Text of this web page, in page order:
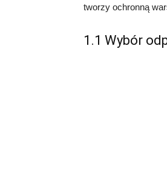
tworzy ochronną
1.1 Wybór